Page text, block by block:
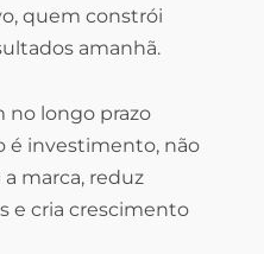
quem constrói
amanhã.
no longo prazo
investimento, não
marca, reduz
e cria crescimento